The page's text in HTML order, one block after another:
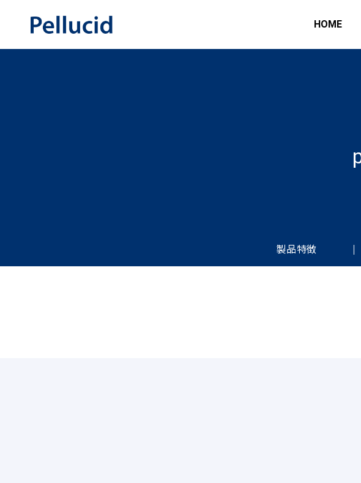
HOME
製品特徴